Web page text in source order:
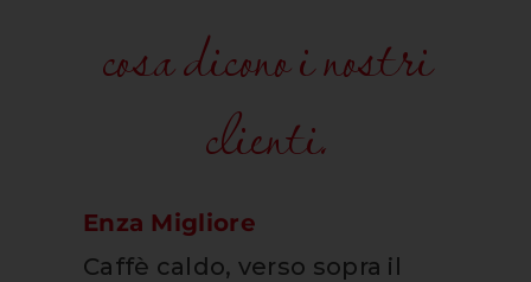
cosa dicono i nostri
clienti.
Enza Migliore
Caffè caldo, verso sopra il